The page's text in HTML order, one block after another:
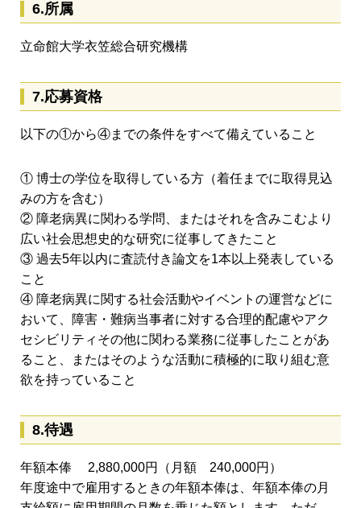
6.所属
立命館大学衣笠総合研究機構
7.応募資格
以下の①から④までの条件をすべて備えていること
① 博士の学位を取得している方（着任までに取得見込
みの方を含む）
② 障老病異に関わる学問、またはそれを含みこむより
広い社会思想史的な研究に従事してきたこと
③ 過去5年以内に査読付き論文を1本以上発表している
こと
④ 障老病異に関する社会活動やイベントの運営などに
おいて、障害・難病当事者に対する合理的配慮やアク
セシビリティその他に関わる業務に従事したことがあ
ること、またはそのような活動に積極的に取り組む意
欲を持っていること
8.待遇
年額本俸 2,880,000円（月額 240,000円）
年度途中で雇用するときの年額本俸は、年額本俸の月